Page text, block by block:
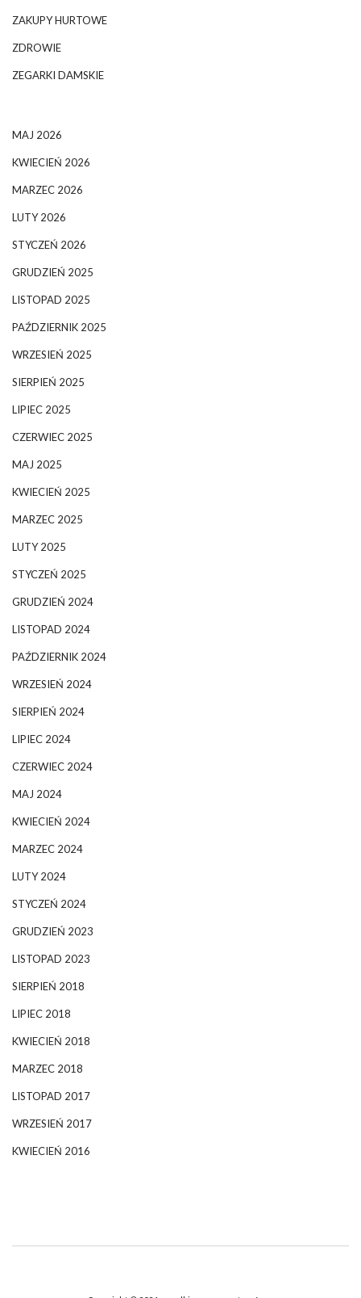
ZAKUPY HURTOWE
ZDROWIE
ZEGARKI DAMSKIE
MAJ 2026
KWIECIEŃ 2026
MARZEC 2026
LUTY 2026
STYCZEŃ 2026
GRUDZIEŃ 2025
LISTOPAD 2025
PAŹDZIERNIK 2025
WRZESIEŃ 2025
SIERPIEŃ 2025
LIPIEC 2025
CZERWIEC 2025
MAJ 2025
KWIECIEŃ 2025
MARZEC 2025
LUTY 2025
STYCZEŃ 2025
GRUDZIEŃ 2024
LISTOPAD 2024
PAŹDZIERNIK 2024
WRZESIEŃ 2024
SIERPIEŃ 2024
LIPIEC 2024
CZERWIEC 2024
MAJ 2024
KWIECIEŃ 2024
MARZEC 2024
LUTY 2024
STYCZEŃ 2024
GRUDZIEŃ 2023
LISTOPAD 2023
SIERPIEŃ 2018
LIPIEC 2018
KWIECIEŃ 2018
MARZEC 2018
LISTOPAD 2017
WRZESIEŃ 2017
KWIECIEŃ 2016